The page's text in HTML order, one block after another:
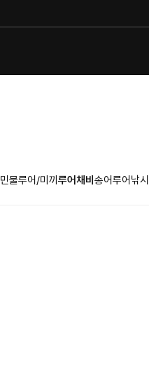
민물루어/미끼 루어채비 송어루어낚시